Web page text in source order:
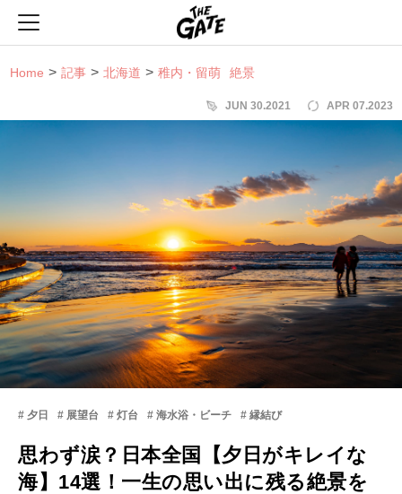
Home 記事 北海道 稚内・留萌 絶景
JUN 30.2021 APR 07.2023
夕日 展望台 灯台 海水浴・ビーチ 縁結び
思わず涙？日本全国【夕日がキレイな
海】14選！一生の思い出に残る絶景を